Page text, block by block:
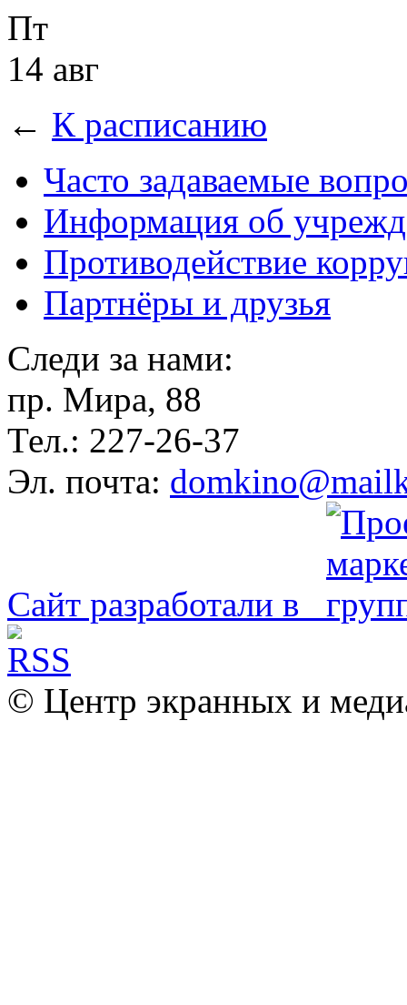
Пт
14 авг
← К расписанию
Часто задаваемые
Информация об
Противодействие
Партнёры и друзья
Следи за нами:
пр. Мира, 88
Тел.: 227-26-37
Эл. почта:
Сайт разработали в
© Центр экранных и